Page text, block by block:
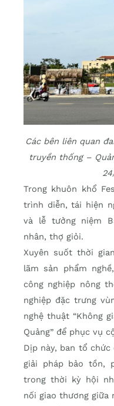
Các bên liên quan
truyền thống –
Trong khuôn khổ
trình diễn, tái hiện
và lễ tưởng niệm
nhân, thợ giỏi.
Xuyên suốt thời
lãm sản phẩm
công nghiệp nông
nghiệp đặc trưng
nghệ thuật “Không
Quảng” để phục vụ
Dịp này, ban tổ
giải pháp bảo tồn,
trong thời kỳ hội
nối giao thương giữa